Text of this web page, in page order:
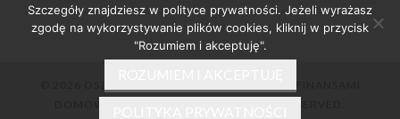
Szczegóły znajdziesz w polityce prywatności. Jeżeli wyrażasz
zgodę na wykorzystywanie plików cookies, kliknij w przycisk
"Rozumiem i akceptuję".